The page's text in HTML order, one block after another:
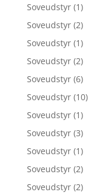
Soveudstyr (1)
Soveudstyr (2)
Soveudstyr (1)
Soveudstyr (2)
Soveudstyr (6)
Soveudstyr (10)
Soveudstyr (1)
Soveudstyr (3)
Soveudstyr (1)
Soveudstyr (2)
Soveudstyr (2)